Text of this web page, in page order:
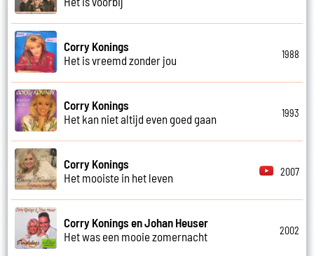
Corry Konings
Het is vreemd zonder jou
1988
Corry Konings
Het kan niet altijd even goed gaan
1993
Corry Konings
Het mooiste in het leven
2007
Corry Konings en Johan Heuser
Het was een mooie zomernacht
2002